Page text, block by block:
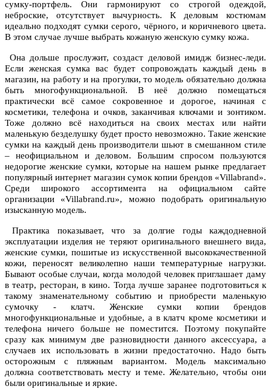
сумку-портфель. Они гармонируют со строгой одеждой,
неброские, отсутствует вычурность. К деловым костюмам
идеально подходят сумки серого, чёрного, и коричневого цвета.
В этом случае лучше выбрать кожаную женскую сумку кожа.
Она дольше прослужит, создаст деловой имидж бизнес-леди.
Если женская сумка вас будет сопровождать каждый день в
магазин, на работу и на прогулки, то модель обязательно должна
быть многофункциональной. В неё должно помещаться
практически всё самое сокровенное и дорогое, начиная с
косметики, телефона и очков, заканчивая ключами и зонтиком.
Тоже должно всё находиться на своих местах или найти
маленькую безделушку будет просто невозможно. Такие женские
сумки на каждый день производители шьют в смешанном стиле
– неофициальном и деловом. Большим спросом пользуются
недорогие женские сумки, которые на нашем рынке предлагает
популярный интернет магазин сумок копии брендов «Villabrand».
Среди широкого ассортимента на официальном сайте
организации «Villabrand.ru», можно подобрать оригинальную
изысканную модель.
Практика показывает, что за долгие годы каждодневной
эксплуатации изделия не теряют оригинального внешнего вида,
женские сумки, пошитые из искусственной высококачественной
кожи, переносят великолепно наши температурные нагрузки.
Бывают особые случаи, когда молодой человек приглашает даму
в театр, ресторан, в кино. Тогда лучше заранее подготовиться к
такому знаменательному событию и приобрести маленькую
сумочку - клатч. Женские сумки копии брендов
многофункциональные и удобные, а в клатч кроме косметики и
телефона ничего больше не поместится. Поэтому покупайте
сразу как минимум две разновидности данного аксессуара, а
случаев их использовать в жизни предостаточно. Надо быть
осторожным с пляжным вариантом. Модель максимально
должна соответствовать месту и теме. Желательно, чтобы они
были оригинальные и яркие.